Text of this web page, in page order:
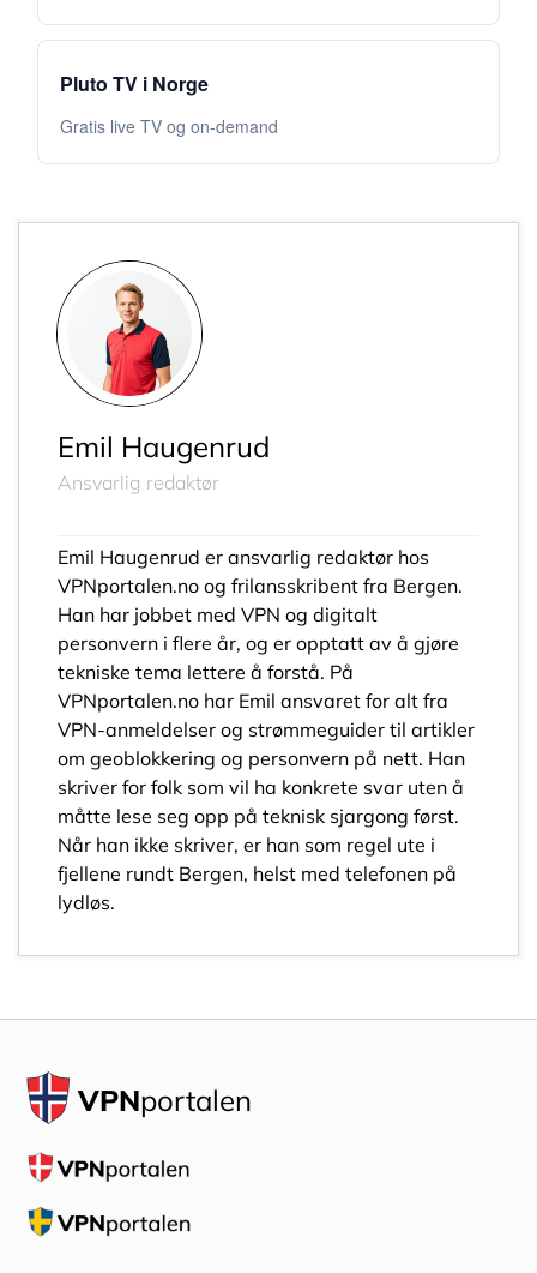
Pluto TV i Norge
Gratis live TV og on-demand
Emil Haugenrud
Ansvarlig redaktør
Emil Haugenrud er ansvarlig redaktør hos
VPNportalen.no og frilansskribent fra Bergen.
Han har jobbet med VPN og digitalt
personvern i flere år, og er opptatt av å gjøre
tekniske tema lettere å forstå. På
VPNportalen.no har Emil ansvaret for alt fra
VPN-anmeldelser og strømmeguider til artikler
om geoblokkering og personvern på nett. Han
skriver for folk som vil ha konkrete svar uten å
måtte lese seg opp på teknisk sjargong først.
Når han ikke skriver, er han som regel ute i
fjellene rundt Bergen, helst med telefonen på
lydløs.
VPNportalen